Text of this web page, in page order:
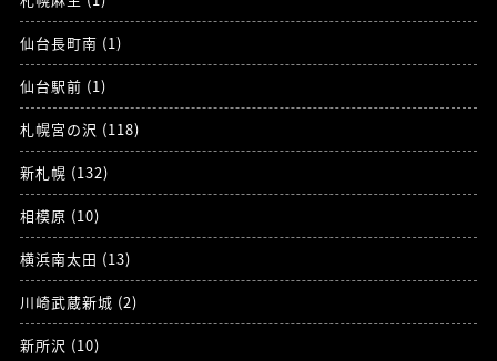
仙台長町南 (1)
仙台駅前 (1)
札幌宮の沢 (118)
新札幌 (132)
相模原 (10)
横浜南太田 (13)
川崎武蔵新城 (2)
新所沢 (10)